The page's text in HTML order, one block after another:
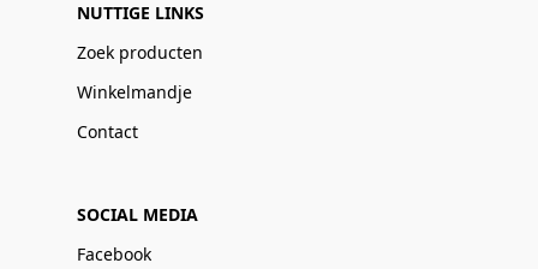
NUTTIGE LINKS
Zoek producten
Winkelmandje
Contact
SOCIAL MEDIA
Facebook